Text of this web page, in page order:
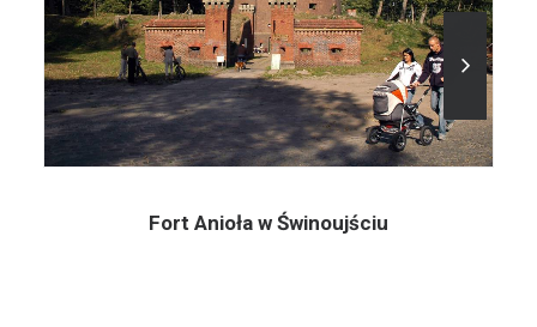
Fort Anioła w Świnoujściu